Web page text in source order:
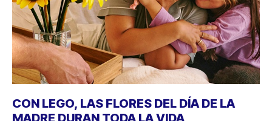
CON LEGO, LAS FLORES DEL DÍA DE LA
MADRE DURAN TODA LA VIDA